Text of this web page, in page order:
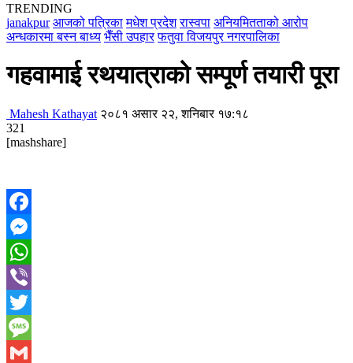
TRENDING
janakpur आजको पत्रिका मधेश प्रदेश रास्वपा अनियमितताको आरोप
अन्धकारमा बस्न बाध्य भैँसी उपहार फतुवा विजयपुर नगरपालिका
गहवामाई रथयात्राको सम्पूर्ण तयारी पूरा
Mahesh Kathayat २०८१ असार २२, शनिबार १७:१८
321
[mashshare]
Facebook
Messenger
WhatsApp
Viber
Twitter
Message